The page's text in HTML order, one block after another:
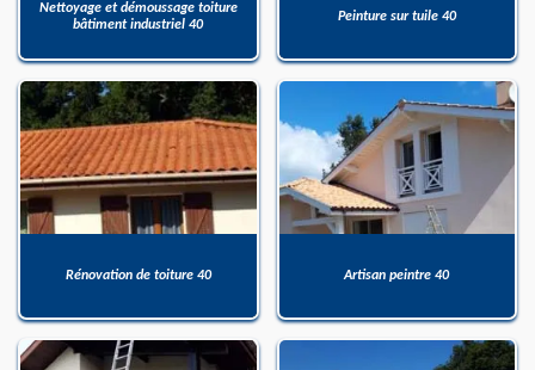
Nettoyage et démoussage toiture
bâtiment industriel 40
Peinture sur tuile 40
Rénovation de toiture 40 Artisan peintre 40